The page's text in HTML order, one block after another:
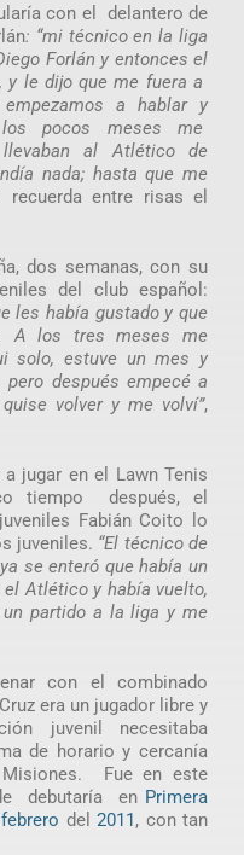
con el delantero de
: “mi técnico en la liga
Forlán y entonces el
y le dijo que me fuera a
a hablar y
pocos meses me
al Atlético de
nada; hasta que me
recuerda entre risas el
dos semanas, con su
del club español:
les había gustado y que
A los tres meses me
solo, estuve un mes y
después empecé a
volver y me volví”,
jugar en el Lawn Tenis
tiempo después, el
Fabián Coito lo
juveniles. “El técnico de
se enteró que había un
Atlético y había vuelto,
partido a la liga y me
con el combinado
era un jugador libre y
juvenil necesitaba
de horario y cercanía
Fue en este
debutaría en Primera
del2011, con tan